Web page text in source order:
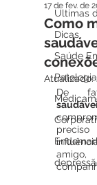
Últimas
Dicas
Saúde
Como
17 de fev. de
Atualizado:
De